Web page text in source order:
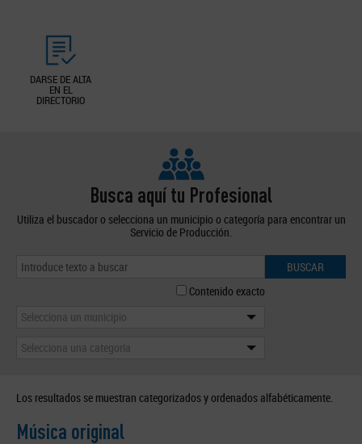
DARSE DE ALTA
EN EL
DIRECTORIO
Busca aquí tu Profesional
Utiliza el buscador o selecciona un municipio o categoría para encontrar un
Servicio de Producción.
BUSCAR
Contenido exacto
Selecciona un municipio
Selecciona una categoría
Los resultados se muestran categorizados y ordenados alfabéticamente.
Música original